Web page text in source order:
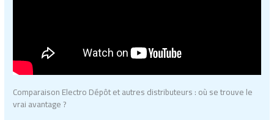
Comparaison Electro Dépôt et autres distributeurs : où se trouve le
vrai avantage ?